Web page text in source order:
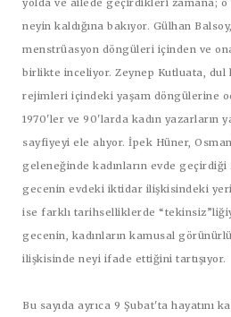
neyin kaldığına bakıyor. Gülhan
menstrüasyon döngüleri içinden ve
birlikte inceliyor. Zeynep Kutluata, dul
rejimleri içindeki yaşam döngülerine
1970'ler ve 90'larda kadın yazarların
sayfiyeyi ele alıyor. İpek Hüner,
geleneğinde kadınların evde geçirdiği
gecenin evdeki iktidar ilişkisindeki
ise farklı tarihselliklerde
gecenin, kadınların kamusal
ilişkisinde neyi ifade ettiğini tartışıyor.
Bu sayıda ayrıca 9 Şubat'ta hayatını